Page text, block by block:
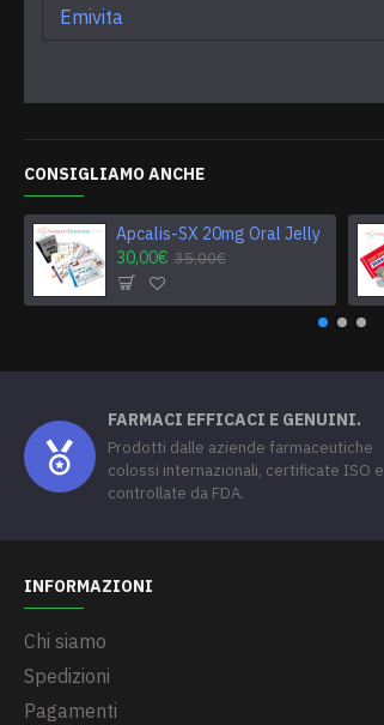
Emivita
CONSIGLIAMO ANCHE
Apcalis-SX 20mg Oral Jelly
30,00€ 35,00€
FARMACI EFFICACI E GENUINI.
Prodotti dalle aziende farmaceutiche
colossi internazionali, certificate ISO e
controllate da FDA.
INFORMAZIONI
Chi siamo
Spedizioni
Pagamenti